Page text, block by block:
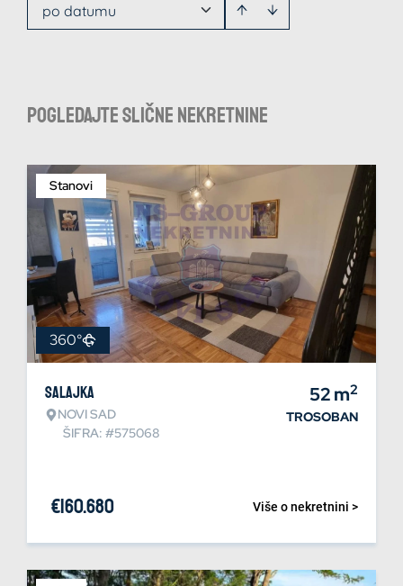
po datumu
Pogledajte slične nekretnine
Stanovi
360°
Salajka
NOVI SAD
ŠIFRA: #575068
52m2
TROSOBAN
Više o nekretnini >
€160.680